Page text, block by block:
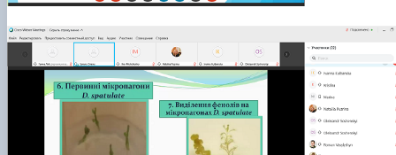
рок…
ОБЛОМЕЙ Семен Олександрович
- 21.06.2022 р.), студент 3-го курсу 20…
ПАЛІЄНКО Максим Володимирович
- 24.08.2022 р.), випускник 2011 року.
ПЕТРИЧЕНКО Віктор Михайлович
17.05.2022 р.), випускник 2011 року.